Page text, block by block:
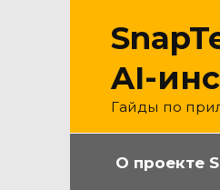
AI-
Гайды по
О проекте